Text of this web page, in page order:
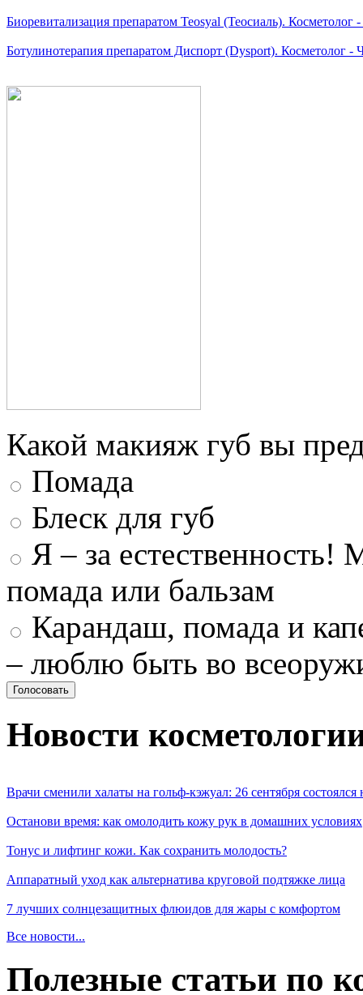
Биоревитализация препаратом Teosyal (Теосиаль).
Ботулинотерапия препаратом Диспорт (Dysport). Косметолог -
Какой макияж губ вы
Помада
Блеск для губ
Я – за естественность!
помада или бальзам
Карандаш, помада и
– люблю быть во
Новости
Врачи сменили халаты на гольф-кэжуал: 26 сентября
Останови время: как омолодить кожу рук в домашних условиях
Тонус и лифтинг кожи. Как сохранить молодость?
Аппаратный уход как альтернатива круговой подтяжке лица
7 лучших солнцезащитных флюидов для жары с комфортом
Все новости...
Полезные статьи по